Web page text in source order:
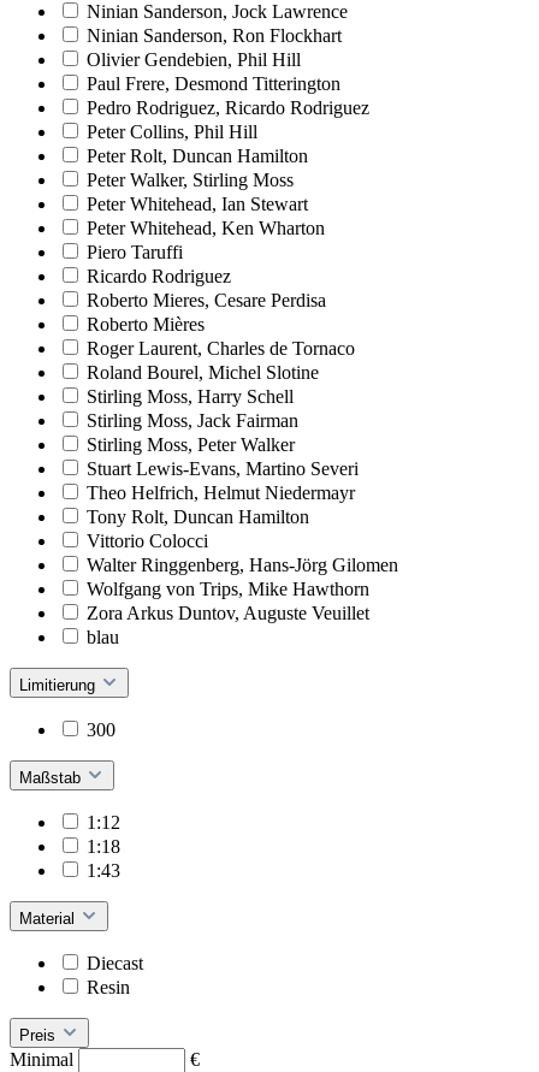
Ninian Sanderson, Jock Lawrence
Ninian Sanderson, Ron Flockhart
Olivier Gendebien, Phil Hill
Paul Frere, Desmond Titterington
Pedro Rodriguez, Ricardo Rodriguez
Peter Collins, Phil Hill
Peter Rolt, Duncan Hamilton
Peter Walker, Stirling Moss
Peter Whitehead, Ian Stewart
Peter Whitehead, Ken Wharton
Piero Taruffi
Ricardo Rodriguez
Roberto Mieres, Cesare Perdisa
Roberto Mières
Roger Laurent, Charles de Tornaco
Roland Bourel, Michel Slotine
Stirling Moss, Harry Schell
Stirling Moss, Jack Fairman
Stirling Moss, Peter Walker
Stuart Lewis-Evans, Martino Severi
Theo Helfrich, Helmut Niedermayr
Tony Rolt, Duncan Hamilton
Vittorio Colocci
Walter Ringgenberg, Hans-Jörg Gilomen
Wolfgang von Trips, Mike Hawthorn
Zora Arkus Duntov, Auguste Veuillet
blau
Limitierung
300
Maßstab
1:12
1:18
1:43
Material
Diecast
Resin
Preis
Minimal
€